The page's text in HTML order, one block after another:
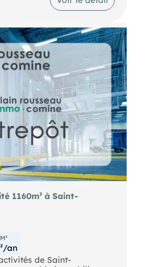
1160m² à Saint-
an
de Saint-